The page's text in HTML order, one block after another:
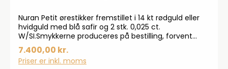
Nuran Petit ørestikker fremstillet i 14 kt rødguld eller
hvidguld med blå safir og 2 stk. 0,025 ct.
W/SI.Smykkerne produceres på bestilling, forvent
derfor en leveringstid på op til 14 dageHar du
specielle ønsker, kontakt da gerne kundeservice på
info@bendixen-thisted.dk eller Tlf: 97 92 02 31Der
7.400,00 kr.
Priser er inkl. moms